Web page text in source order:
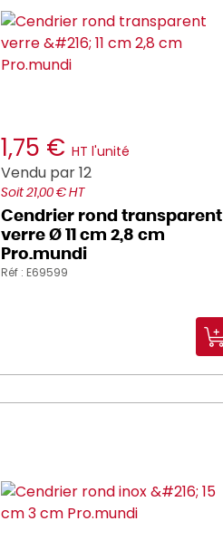
1,75 € HT l'unité
Vendu par 12
Soit 21,00 € HT
Cendrier rond transparent
verre Ø 11 cm 2,8 cm
Pro.mundi
Réf : E69599